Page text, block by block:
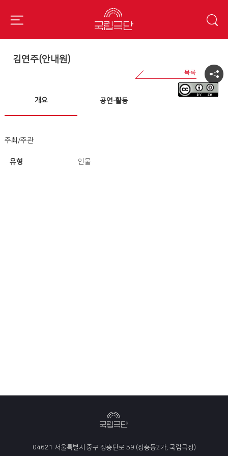
김연주(안내원)
개요 공연·활동
주최/주관
유형 인물
04621 서울특별시 중구 장충단로 59 (장충동2가, 국립극장)